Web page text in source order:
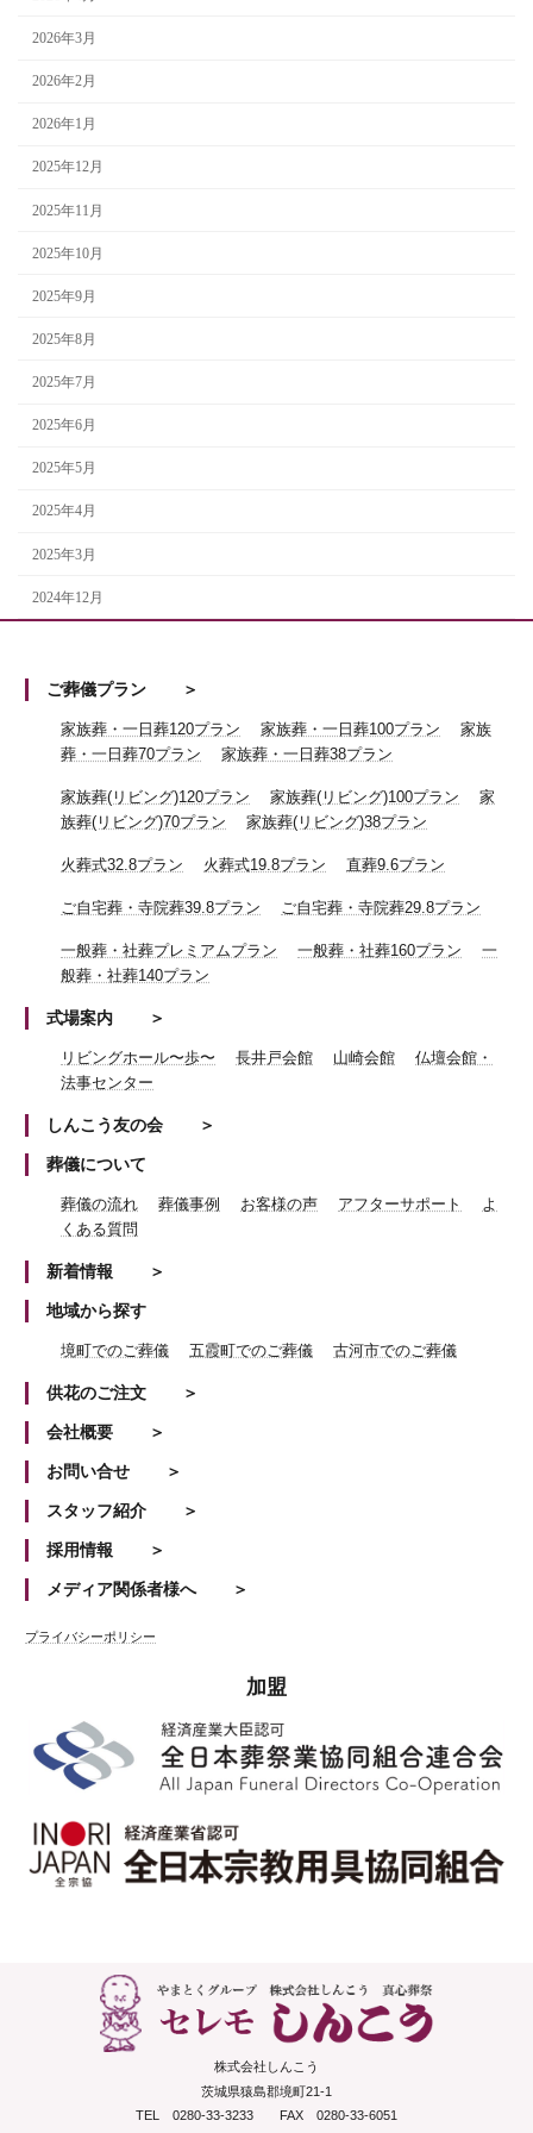
2026年3月
2026年2月
2026年1月
2025年12月
2025年11月
2025年10月
2025年9月
2025年8月
2025年7月
2025年6月
2025年5月
2025年4月
2025年3月
2024年12月
ご葬儀プラン
家族葬・一日葬120プラン 家族葬・一日葬100プラン
家族
葬・一日葬70プラン
家族葬・一日葬38プラン
家族葬(リビング)120プラン 家族葬(リビング)100プラン
家
族葬(リビング)70プラン
家族葬(リビング)38プラン
火葬式32.8プラン 火葬式19.8プラン 直葬9.6プラン
ご自宅葬・寺院葬39.8プラン ご自宅葬・寺院葬29.8プラン
一般葬・社葬プレミアムプラン 一般葬・社葬160プラン
一
般葬・社葬140プラン
式場案内
リビングホール〜歩〜 長井戸会館 山崎会館
仏壇会館・
法事センター
しんこう友の会
葬儀について
葬儀の流れ 葬儀事例 お客様の声 アフターサポート
よ
くある質問
新着情報
地域から探す
境町でのご葬儀 五霞町でのご葬儀 古河市でのご葬儀
供花のご注文
会社概要
お問い合せ
スタッフ紹介
採用情報
メディア関係者様へ
プライバシーポリシー
加盟
株式会社しんこう
茨城県猿島郡境町21-1
TEL 0280-33-3233 FAX 0280-33-6051